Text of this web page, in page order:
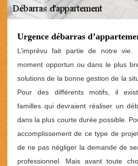
Urgence débarras
L’imprévu fait partie de notre
moment opportun ou dans le plus
solutions de la bonne gestion de la
Pour des différents motifs, il
familles qui devraient réaliser un
dans la plus courte durée possible.
accomplissement de ce type de
de ne pas négliger la demande de
professionnel. Mais avant toute